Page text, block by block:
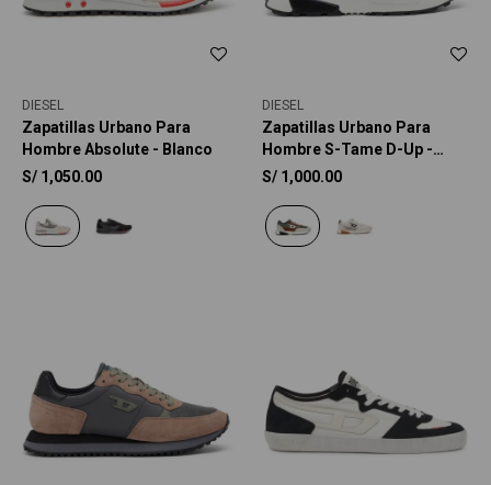
DIESEL
Zapatillas Urbano Para
Hombre Absolute - Blanco
S/ 1,050.00
DIESEL
Zapatillas Urbano Para
Hombre S-Tame D-Up -
Verde
S/ 1,000.00